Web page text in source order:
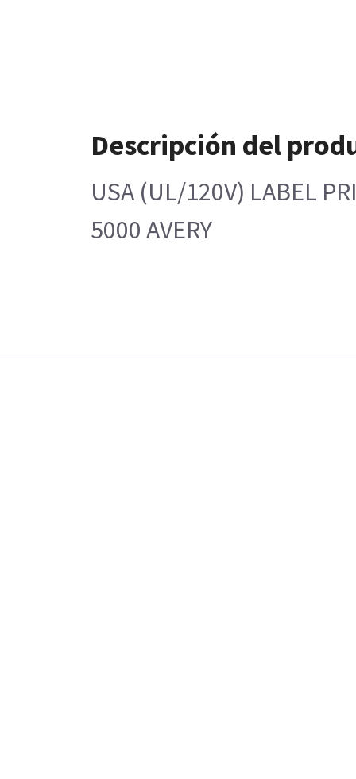
Descripción del
USA (UL/120V) LABEL
5000 AVERY